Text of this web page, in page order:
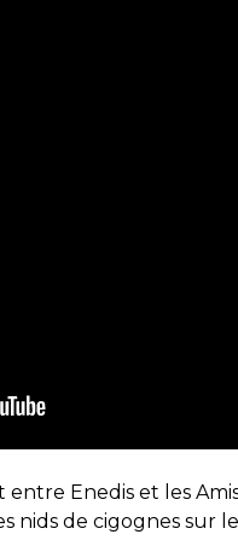
Enedis et les
nids de cigognes sur